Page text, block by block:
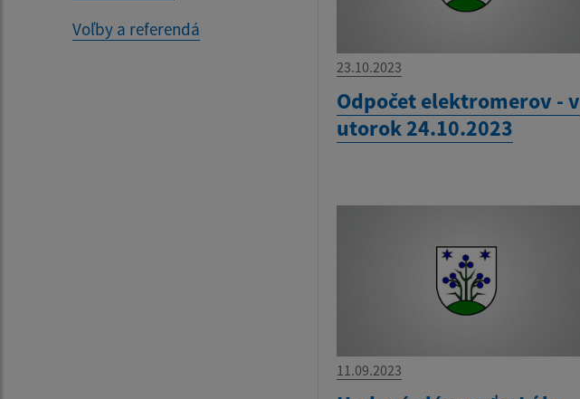
Voľby a referendá
23.10.2023
Odpočet elektromerov - v
utorok 24.10.2023
11.09.2023